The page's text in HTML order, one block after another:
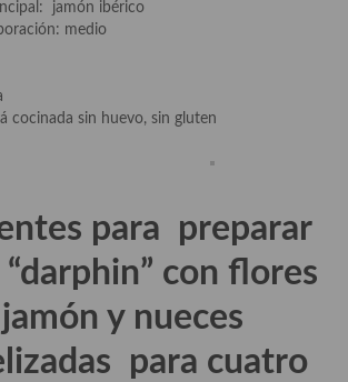
la «Cocinera»
vinagretas, especias, hierbas aromáticas o
de especias
jamón ibérico
medio
cocinada sin huevo, sin gluten
para preparar
“darphin” con flores
y nueces
para cuatro